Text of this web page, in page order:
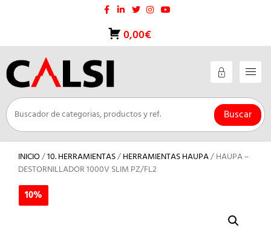
0,00€
Buscar
INICIO/10. HERRAMIENTAS/HERRAMIENTAS HAUPA/ HAUPA –
DESTORNILLADOR 1000V SLIM PZ/FL2
10%
10%